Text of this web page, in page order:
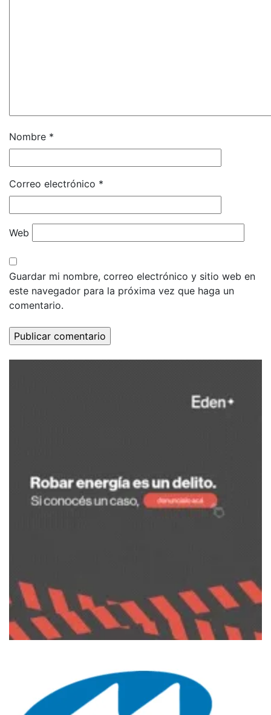
Nombre *
Correo electrónico *
Web
Guardar mi nombre, correo electrónico y sitio web en
este navegador para la próxima vez que haga un
comentario.